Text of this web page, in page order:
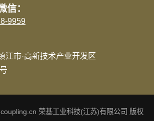
信：
9959
江市·高新技术产业开发区
荣基工业科技(江苏)有限公司 版权